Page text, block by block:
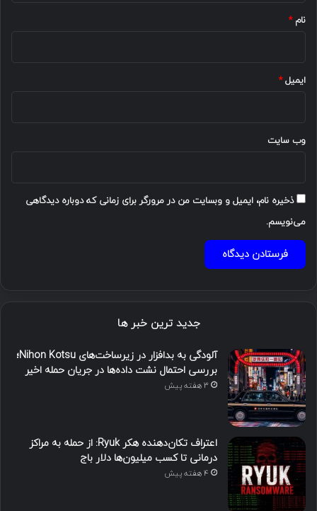
نام*
ایمیل*
وب‌ سایت
ذخیره نام، ایمیل و وبسایت من در مرورگر برای زمانی که دوباره دیدگاهی
می‌نویسم.
جدید ترین خبر ها
آلودگی به بدافزار در زیرساخت‌های Nihon Kotsu؛
بررسی احتمال نشت داده‌ها در جریان حمله اخیر
3 هفته پیش
اعتراف تکان‌دهنده هکر Ryuk: از حمله به مراکز
درمانی تا کسب میلیون‌ها دلار باج
4 هفته پیش